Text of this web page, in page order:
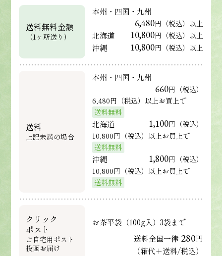
送料無料金額
（1ヶ所送り）
本州・四国・九州
6,480円（税込）以上
北海道 10,800円（税込）以上
沖縄 10,800円（税込）以上
送料
上記未満の場合
本州・四国・九州
660円（税込）
6,480円（税込）以上お買上で
送料無料
北海道 1,100円（税込）
10,800円（税込）以上お買上で
送料無料
沖縄 1,800円（税込）
10,800円（税込）以上お買上で
送料無料
クリック
ポスト
ご自宅用ポスト
投函お届け
お茶平袋（100g入）3袋まで
送料全国一律 280円
（箱代＋送料/税込）